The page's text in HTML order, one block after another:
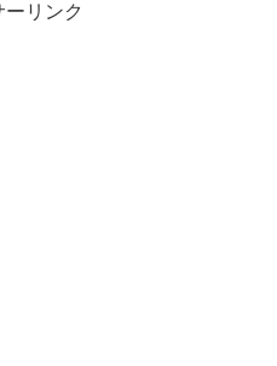
ーリンク